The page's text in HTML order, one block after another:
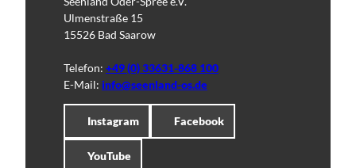
Ulmenstraße 15
15526 Bad Saarow
Telefon: +49 (0) 33631-868 100
E-Mail: info@seenland-os.de
Instagram Facebook
YouTube